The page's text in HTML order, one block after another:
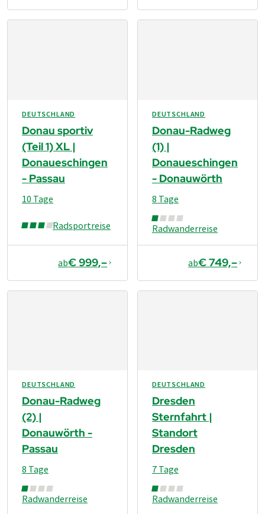
DEUTSCHLAND
Donau sportiv
(Teil 1) XL |
Donaueschingen
- Passau
Radsportreise
10 Tage
ab€ 999,–
DEUTSCHLAND
Donau-Radweg
(1) |
Donaueschingen
- Donauwörth
Radwanderreise
8 Tage
ab€ 749,–
DEUTSCHLAND
Donau-Radweg
(2) |
Donauwörth -
Passau
Radwanderreise
8 Tage
DEUTSCHLAND
Dresden
Sternfahrt |
Standort
Dresden
Radwanderreise
7 Tage